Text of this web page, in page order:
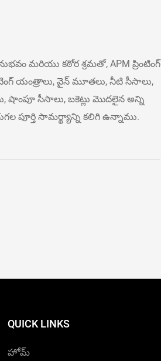
మరియు కఠోర శ్రమతో, APM ప్రింటింగ్
యంత్రాలు, వైన్ మూతలు, నీటి సీసాలు,
షాంపూ సీసాలు, బకెట్లు మొదలైన అన్ని
పూర్తి సామర్థ్యాన్ని కలిగి ఉన్నాము.
QUICK LINKS
హోమ్